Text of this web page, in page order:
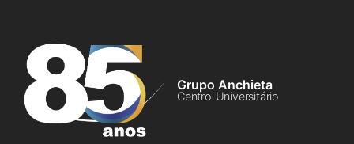
Grupo Anchieta
Centro Universitário